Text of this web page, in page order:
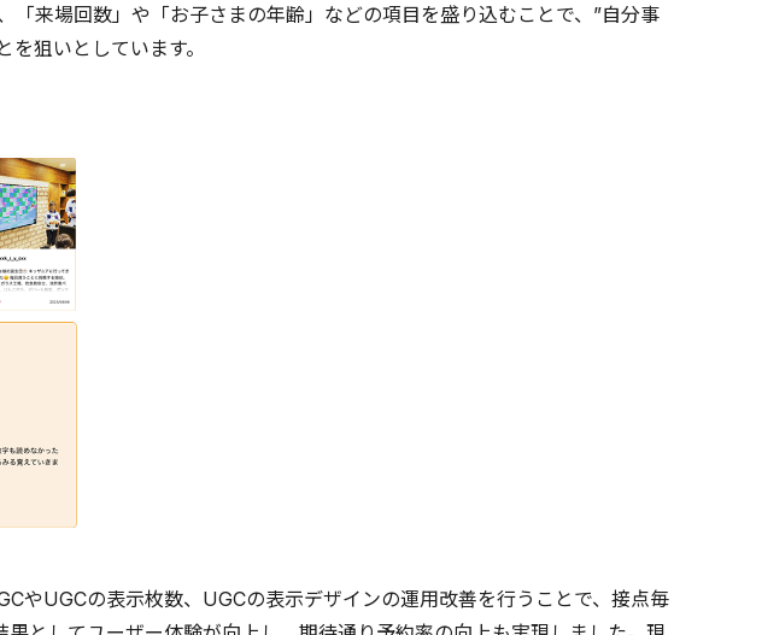
「来場回数」や「お子さまの年齢」などの項目を盛り込むことで、”自分事
狙いとしています。
やUGCの表示枚数、UGCの表示デザインの運用改善を行うことで、接点毎